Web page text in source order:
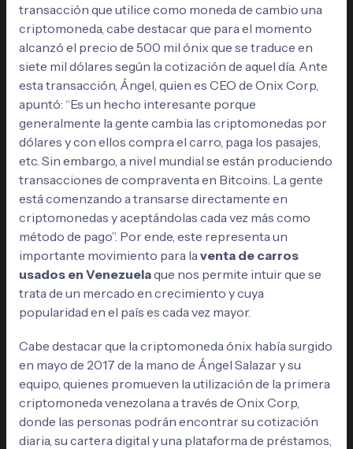
transacción que utilice como moneda de cambio una
criptomoneda, cabe destacar que para el momento
alcanzó el precio de 500 mil ónix que se traduce en
siete mil dólares según la cotización de aquel día. Ante
esta transacción, Ángel, quien es CEO de Onix Corp,
apuntó: “Es un hecho interesante porque
generalmente la gente cambia las criptomonedas por
dólares y con ellos compra el carro, paga los pasajes,
etc. Sin embargo, a nivel mundial se están produciendo
transacciones de compraventa en Bitcoins. La gente
está comenzando a transarse directamente en
criptomonedas y aceptándolas cada vez más como
método de pago”. Por ende, este representa un
importante movimiento para la venta de carros
usados en Venezuelaque nos permite intuir que se
trata de un mercado en crecimiento y cuya
popularidad en el país es cada vez mayor.
Cabe destacar que la criptomoneda ónix había surgido
en mayo de 2017 de la mano de Ángel Salazar y su
equipo, quienes promueven la utilización de la primera
criptomoneda venezolana a través de Onix Corp,
donde las personas podrán encontrar su cotización
diaria, su cartera digital y una plataforma de préstamos,